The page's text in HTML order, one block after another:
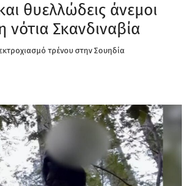
θυελλώδεις άνεμοι
νότια Σκανδιναβία
τρένου στην Σουηδία